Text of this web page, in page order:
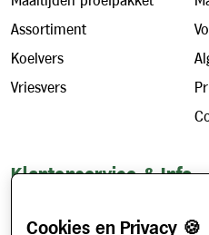
Assortiment
Koelvers
Vriesvers
Klantenservice & Info
Account aanvragen
Cookies en Privacy 🍪